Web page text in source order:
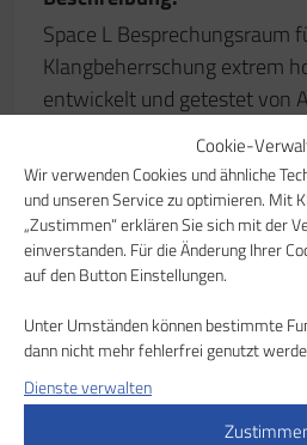
Cookie-
Wir verwenden Cookies und ähnliche
und unseren Service zu optimieren. Mit
„Zustimmen“ erklären Sie sich mit der
einverstanden. Für die Änderung Ihrer
auf den Button Einstellungen.
Unter Umständen können bestimmte
dann nicht mehr fehlerfrei genutzt
Dienste verwalten
Datenblatt
Anfrage stellen
Zurück zur Übersicht